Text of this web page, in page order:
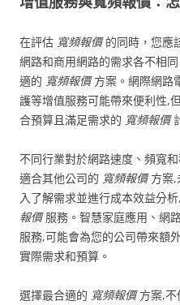
在評估 寬頻報價的同時，您應
網路和商用網路的需求各不相
適的 寬頻報價方案。網際網路
護等增值服務可能帶來便利性,
合預算且滿足需求的 寬頻報價
不同行業對於網路速度、頻寬
適合其他公司的 寬頻報價方案,
入了解需求並進行成本效益分
報價服務。智慧家庭應用、網
服務,可能會為您的公司帶來額
實際需求和預算。
選擇最合適的 寬頻報價方案,不